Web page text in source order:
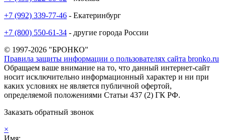
+7 (992) 339-77-46 - Екатеринбург
+7 (800) 550-61-34 - другие города России
© 1997-2026 "БРОНКО"
Правила защиты информации о пользователях сайта bronko.ru
Обращаем ваше внимание на то, что данный интернет-сайт
носит исключительно информационный характер и ни при
каких условиях не является публичной офертой,
определяемой положениями Статьи 437 (2) ГК РФ.
Заказать обратный звонок
×
Имя: